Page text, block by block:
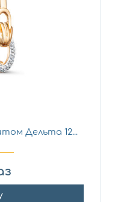
Дельта 12...